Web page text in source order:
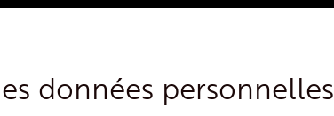
données personnelles